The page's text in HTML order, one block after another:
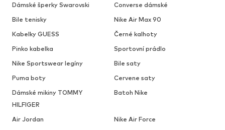
Dámské šperky Swarovski
Converse dámské
Bile tenisky
Nike Air Max 90
Kabelky GUESS
Černé kalhoty
Pinko kabelka
Sportovní prádlo
Nike Sportswear legíny
Bile saty
Puma boty
Cervene saty
Dámské mikiny TOMMY
HILFIGER
Batoh Nike
Air Jordan Nike Air Force